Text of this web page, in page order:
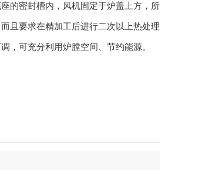
的密封槽内，风机固定于炉盖上方，所
且要求在精加工后进行二次以上热处理
，可充分利用炉膛空间、节约能源。